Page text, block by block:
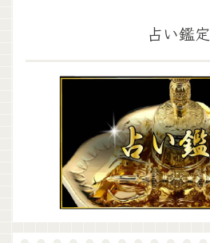
占い鑑定